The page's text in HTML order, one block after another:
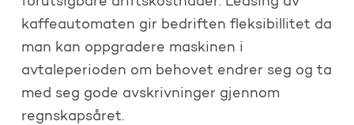
kaffeautomaten gir bedriften fleksibillitet da
man kan oppgradere maskinen i
avtaleperioden om behovet endrer seg og ta
med seg gode avskrivninger gjennom
regnskapsåret.